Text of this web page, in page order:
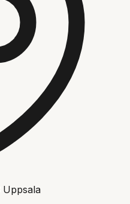
Uppsala